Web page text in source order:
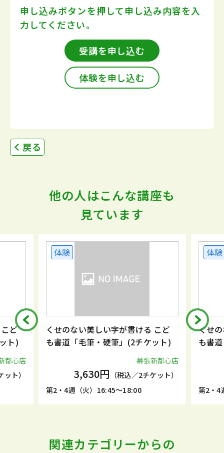
申し込みボタンを押して申し込み内容を入
力してください。
受講を申し込む
体験を申し込む
戻る
他の人はこんな講座も
見ています
ど
ト)
都心店
ト）
体験
くせのない美しい字が書ける こど
も書道「毛筆・硬筆」(2チケット)
幕張新都心店
3,630円 （税込／2チケット）
第2・4週（火）16:45～18:00
体験
くせ
も書
第2・4
関連カテゴリーからの